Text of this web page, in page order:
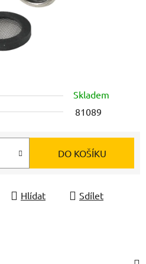
Skladem
81089
DO KOŠÍKU
Hlídat Sdílet